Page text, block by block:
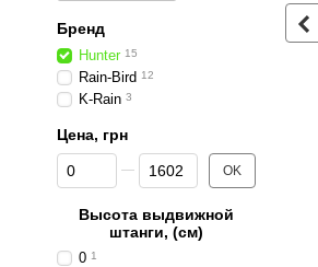
Бренд
Hunter 15
Rain-Bird 12
K-Rain 3
Цена, грн
От Цена, грн
До Цена, грн OK
Высота выдвижной
штанги, (см)
0 1